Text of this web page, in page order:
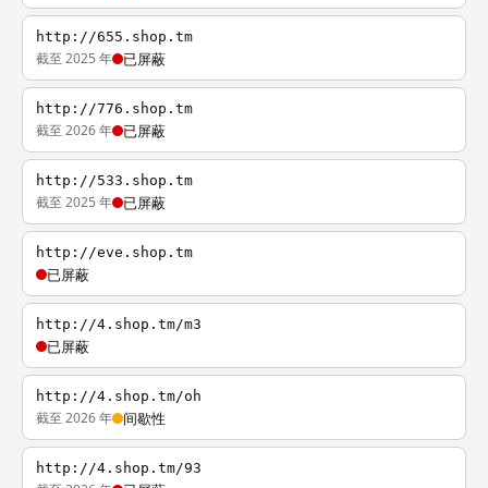
http://655.shop.tm
截至 2025 年 已屏蔽
http://776.shop.tm
截至 2026 年 已屏蔽
http://533.shop.tm
截至 2025 年 已屏蔽
http://eve.shop.tm
已屏蔽
http://4.shop.tm/m3
已屏蔽
http://4.shop.tm/oh
截至 2026 年 间歇性
http://4.shop.tm/93